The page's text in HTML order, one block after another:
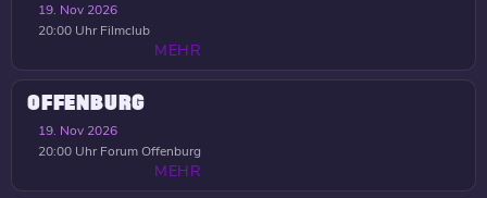
19. Nov 2026
20:00 Uhr Filmclub
MEHR
OFFENBURG
19. Nov 2026
20:00 Uhr Forum Offenburg
MEHR